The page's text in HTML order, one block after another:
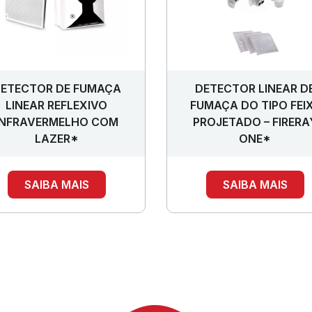
DE FUMAÇA
LINEAR REFLEXIVO
COM
LAZER*
SAIBA MAIS
DETECTOR LINEAR
FUMAÇA DO TIPO
PROJETADO –
ONE*
SAIBA MAIS